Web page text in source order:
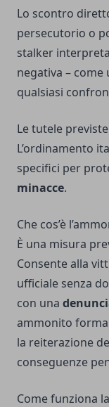
Lo scontro
persecutorio o
stalker
negativa –
qualsiasi
Le tutele
L’ordinamento
specifici per
minacce.
Che cos’è
È una misura
Consente alla
ufficiale senza
con una
ammonito
la reiterazione
conseguenze
Come funziona